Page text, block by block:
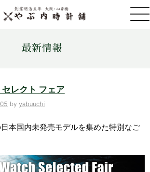
イン売買
最新情報
レクト フェア
byyabuuchi
本国内未発売モデルを集めた特別なご